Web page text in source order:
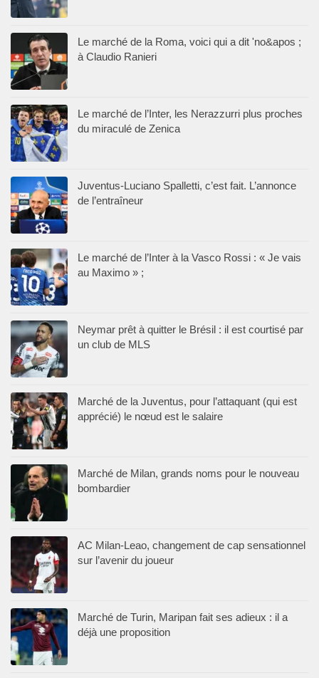
Le marché de la Roma, voici qui a dit 'no&apos ;
à Claudio Ranieri
Le marché de l’Inter, les Nerazzurri plus proches
du miraculé de Zenica
Juventus-Luciano Spalletti, c’est fait. L’annonce
de l’entraîneur
Le marché de l’Inter à la Vasco Rossi : « Je vais
au Maximo » ;
Neymar prêt à quitter le Brésil : il est courtisé par
un club de MLS
Marché de la Juventus, pour l’attaquant (qui est
apprécié) le nœud est le salaire
Marché de Milan, grands noms pour le nouveau
bombardier
AC Milan-Leao, changement de cap sensationnel
sur l’avenir du joueur
Marché de Turin, Maripan fait ses adieux : il a
déjà une proposition